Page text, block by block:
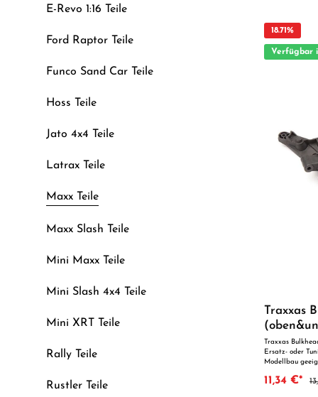
E-Revo 1:16 Teile
Ford Raptor Teile
Funco Sand Car Teile
Hoss Teile
Jato 4x4 Teile
Latrax Teile
Maxx Teile
Maxx Slash Teile
Mini Maxx Teile
Mini Slash 4x4 Teile
Mini XRT Teile
Rally Teile
Rustler Teile
Erwachsenen.
18.71%
Verfügbar
Traxxas
Traxxas
Ersatz- oder
Modellbau
11,34 €*